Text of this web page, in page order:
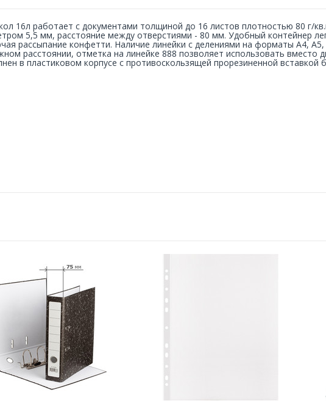
16л работает с документами толщиной до 16 листов плотностью 80 г/
5,5 мм, расстояние между отверстиями - 80 мм. Удобный контейнер
рассыпание конфетти. Наличие линейки с делениями на форматы А4,
расстоянии, отметка на линейке 888 позволяет использовать вместо
в пластиковом корпусе с противоскользящей прорезиненной вставкой